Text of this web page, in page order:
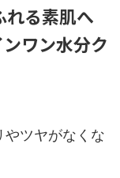
る素肌へ
ワン水分ク
やツヤがなくな